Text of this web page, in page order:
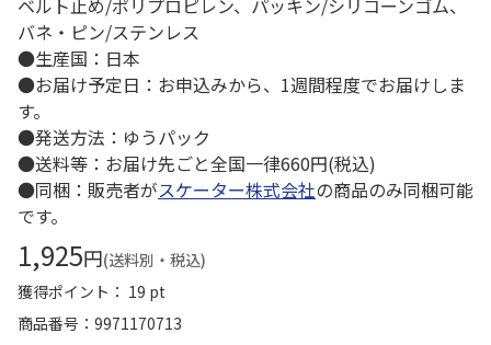
ベルト止め/ポリプロピレン、パッキン/シリコーンゴム、
バネ・ピン/ステンレス
●生産国：日本
●お届け予定日：お申込みから、1週間程度でお届けしま
す。
●発送方法：ゆうパック
●送料等：お届け先ごと全国一律660円(税込)
●同梱：販売者がスケーター株式会社の商品のみ同梱可能
です。
1,925円(送料別・税込)
獲得ポイント： 19 pt
商品番号
9971170713